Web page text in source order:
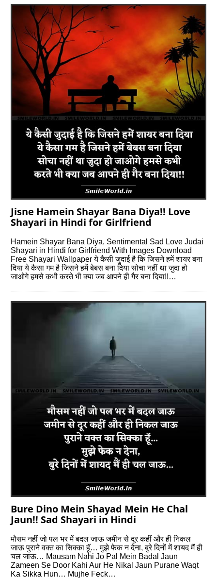
Jisne Hamein Shayar Bana Diya!! Love
Shayari in Hindi for Girlfriend
Hamein Shayar Bana Diya, Sentimental Sad Love Judai
Shayari in Hindi for Girlfriend With Images Download
Free Shayari Wallpaper ये कैसी जुदाई है कि जिसने हमें शायर बना
दिया ये कैसा गम है जिसने हमें बेबस बना दिया सोचा नहीं था जुदा हो
जाओगे हमसे कभी करते भी क्या जब आपने ही गैर बना दिया!!…
Bure Dino Mein Shayad Mein He Chal
Jaun!! Sad Shayari in Hindi
मौसम नहीं जो पल भर में बदल जाऊ जमीन से दूर कहीं और ही निकल
जाऊ पुराने वक्त का सिक्का हॅू… मुझे फेक न देना, बुरे दिनों में शायद मैं ही
चल जाऊ… Mausam Nahi Jo Pal Mein Badal Jaun
Zameen Se Door Kahi Aur He Nikal Jaun Purane Waqt
Ka Sikka Hun… Mujhe Feck…